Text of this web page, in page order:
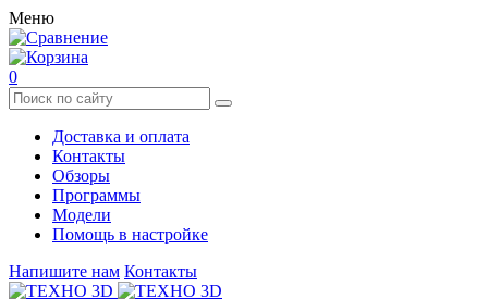
Меню
0
Доставка и оплата
Контакты
Обзоры
Программы
Модели
Помощь в настройке
Напишите нам Контакты